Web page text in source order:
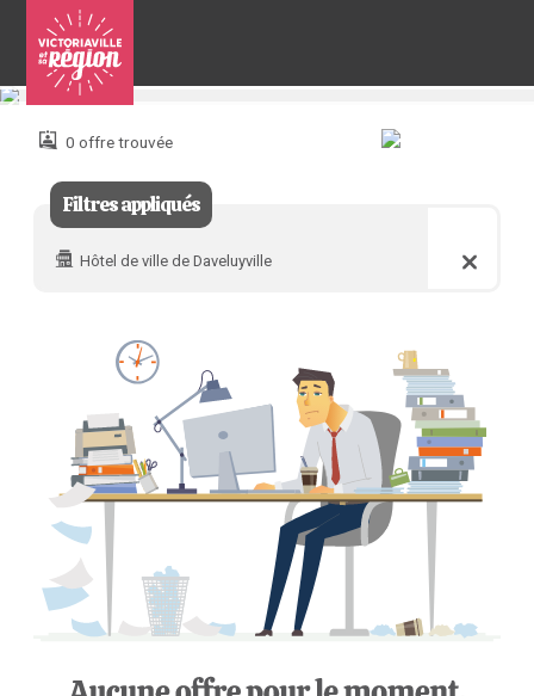
Pour
joindre 0 offre trouvée
Filtres appliqués
Hôtel de ville de Daveluyville